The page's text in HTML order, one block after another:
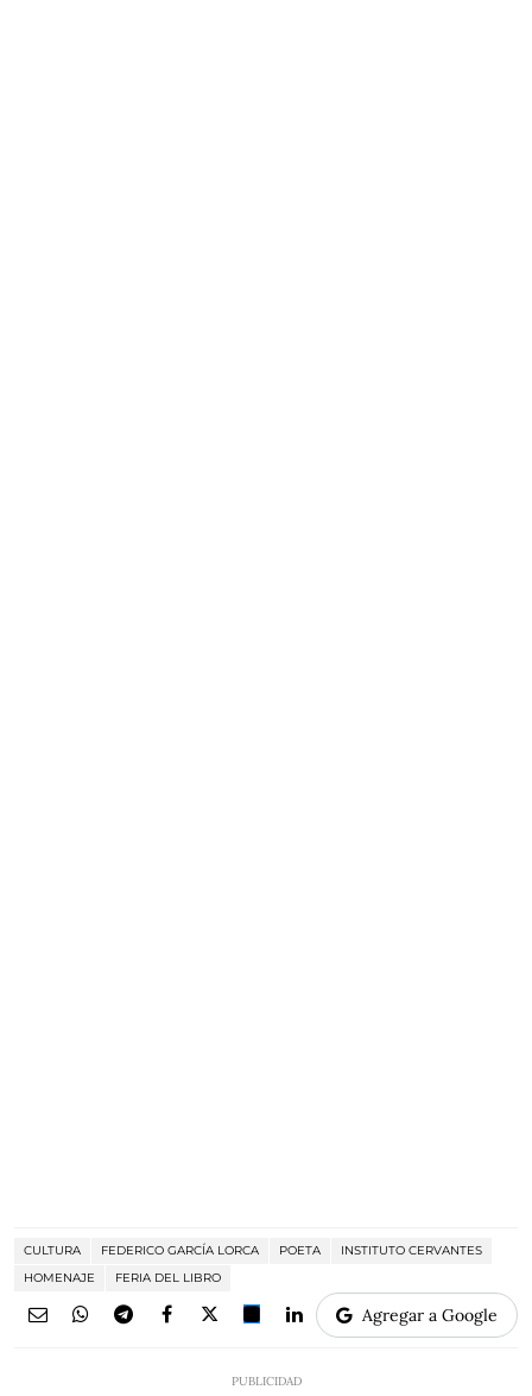
CULTURA FEDERICO GARCÍA LORCA POETA
INSTITUTO CERVANTES
HOMENAJE
FERIA DEL LIBRO
Agregar a Google